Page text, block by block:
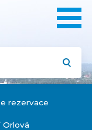
rezervace
Orlová